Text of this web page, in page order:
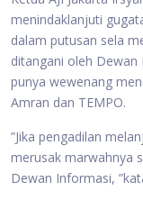
menindaklanjuti
dalam putusan sela
ditangani oleh
punya wewenang
Amran dan TEMPO.
”Jika pengadilan
merusak marwahnya
Dewan Informasi,